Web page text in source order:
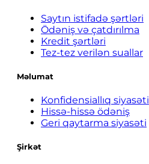
Saytın istifadə şərtləri
Ödəniş və çatdırılma
Kredit şərtləri
Tez-tez verilən suallar
Məlumat
Konfidensiallıq siyasəti
Hissə-hissə ödəniş
Geri qaytarma siyasəti
Şirkət